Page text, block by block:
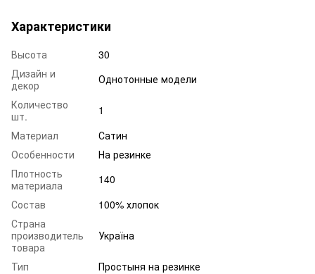
Характеристики
Высота
30
Дизайн и
декор
Однотонные модели
Количество
шт.
1
Материал
Сатин
Особенности
На резинке
Плотность
материала
140
Состав
100% хлопок
Страна
производитель
товара
Україна
Тип
Простыня на резинке